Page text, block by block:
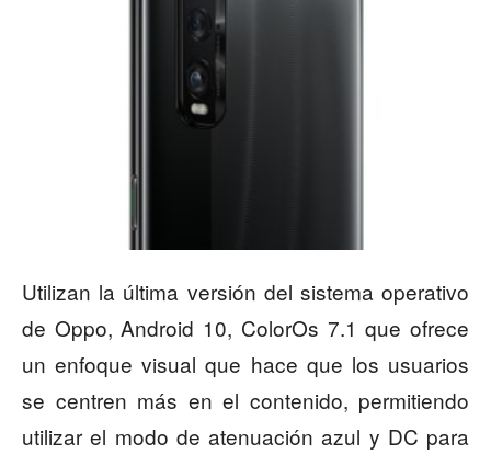
Utilizan la última versión del sistema operativo
de Oppo, Android 10, ColorOs 7.1 que ofrece
un enfoque visual que hace que los usuarios
se centren más en el contenido, permitiendo
utilizar el modo de atenuación azul y DC para